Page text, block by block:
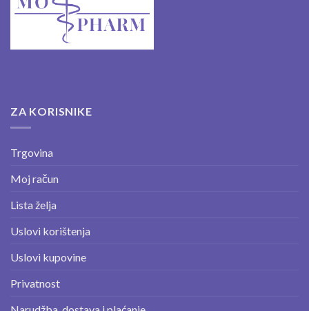
ZA KORISNIKE
Trgovina
Moj račun
Lista želja
Uslovi korištenja
Uslovi kupovine
Privatnost